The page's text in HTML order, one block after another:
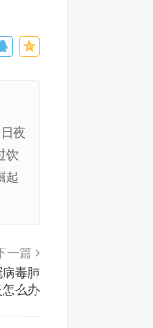
夜
饮
起
一篇
毒肺
怎么办